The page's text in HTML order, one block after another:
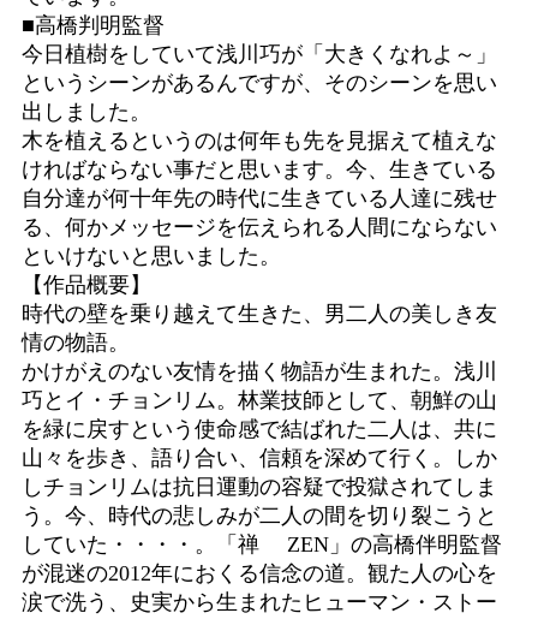
■高橋判明監督
今日植樹をしていて浅川巧が「大きくなれよ～」
というシーンがあるんですが、そのシーンを思い
出しました。
木を植えるというのは何年も先を見据えて植えな
ければならない事だと思います。今、生きている
自分達が何十年先の時代に生きている人達に残せ
る、何かメッセージを伝えられる人間にならない
といけないと思いました。
【作品概要】
時代の壁を乗り越えて生きた、男二人の美しき友
情の物語。
かけがえのない友情を描く物語が生まれた。浅川
巧とイ・チョンリム。林業技師として、朝鮮の山
を緑に戻すという使命感で結ばれた二人は、共に
山々を歩き、語り合い、信頼を深めて行く。しか
しチョンリムは抗日運動の容疑で投獄されてしま
う。今、時代の悲しみが二人の間を切り裂こうと
していた・・・・。「禅 ZEN」の高橋伴明監督
が混迷の2012年におくる信念の道。観た人の心を
涙で洗う、史実から生まれたヒューマン・ストー